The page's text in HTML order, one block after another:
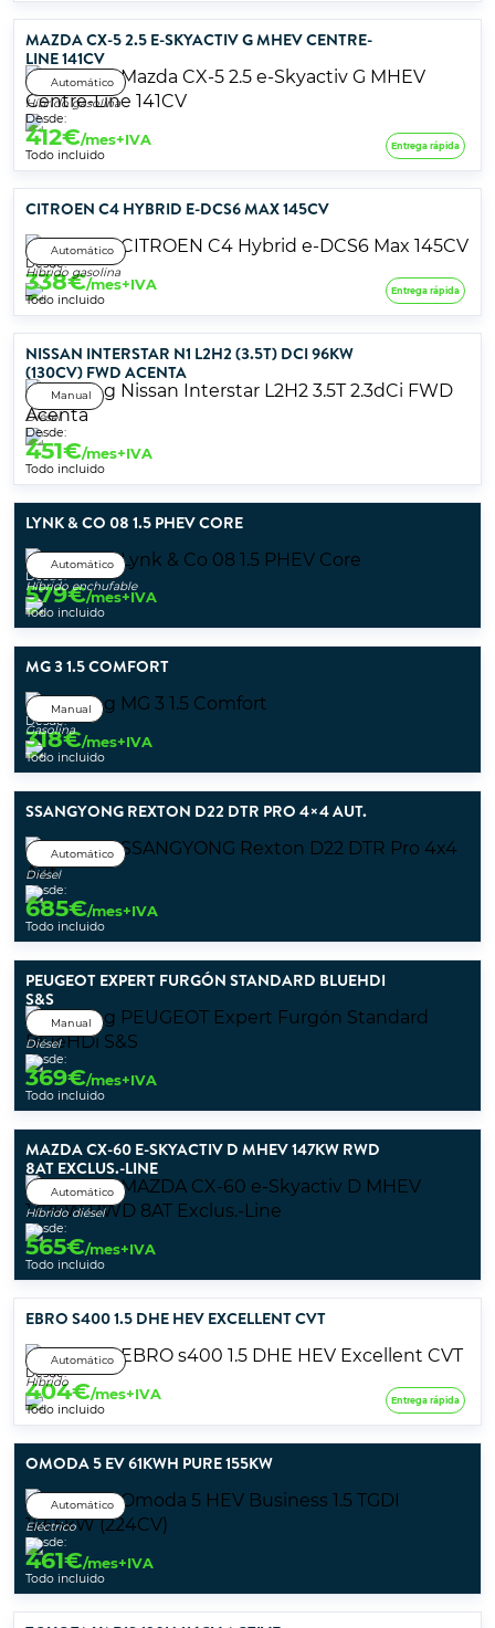
MAZDA CX-5 2.5 E-SKYACTIV G MHEV CENTRE-
LINE 141CV
Automático
Híbrido gasolina
Desde:
412€/mes+IVA
Todo incluido
Entrega rápida
CITROEN C4 HYBRID E-DCS6 MAX 145CV
Automático
Híbrido gasolina
Desde:
338€/mes+IVA
Todo incluido
Entrega rápida
NISSAN INTERSTAR N1 L2H2 (3.5T) DCI 96KW
(130CV) FWD ACENTA
Manual
Diésel
Desde:
451€/mes+IVA
Todo incluido
LYNK & CO 08 1.5 PHEV CORE
Automático
Híbrido enchufable
Desde:
579€/mes+IVA
Todo incluido
MG 3 1.5 COMFORT
Manual
Gasolina
Desde:
318€/mes+IVA
Todo incluido
SSANGYONG REXTON D22 DTR PRO 4×4 AUT.
Automático
Diésel
Desde:
685€/mes+IVA
Todo incluido
PEUGEOT EXPERT FURGÓN STANDARD BLUEHDI
S&S
Manual
Diésel
Desde:
369€/mes+IVA
Todo incluido
MAZDA CX-60 E-SKYACTIV D MHEV 147KW RWD
8AT EXCLUS.-LINE
Automático
Híbrido diésel
Desde:
565€/mes+IVA
Todo incluido
EBRO S400 1.5 DHE HEV EXCELLENT CVT
Automático
Híbrido
Desde:
404€/mes+IVA
Todo incluido
Entrega rápida
OMODA 5 EV 61KWH PURE 155KW
Automático
Eléctrico
Desde:
461€/mes+IVA
Todo incluido